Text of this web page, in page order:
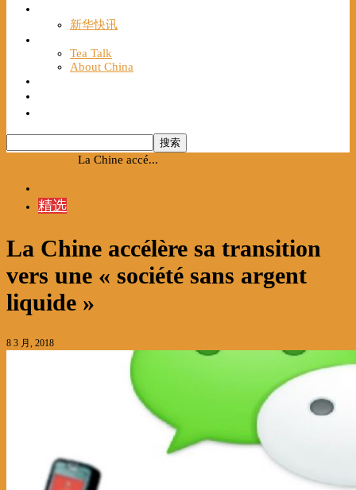
新华快讯
Tea Talk
About China
La Chine accé...
精选
La Chine accélère sa transition
vers une « société sans argent
liquide »
8 3 月, 2018